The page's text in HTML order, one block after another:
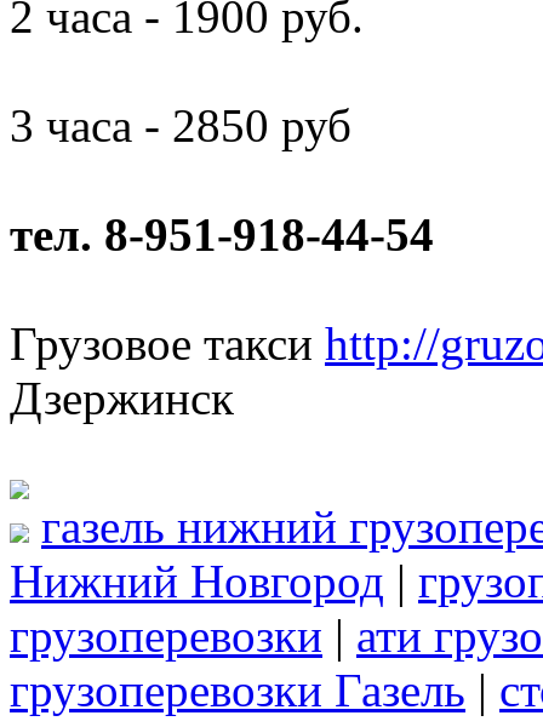
2 часа - 1900 руб.
3 часа - 2850 руб
тел. 8-951-918-44-54
Грузовое такси http://
Дзержинск
газель нижний
Нижний Новгород |
грузоперевозки | ати
грузоперевозки Газель |